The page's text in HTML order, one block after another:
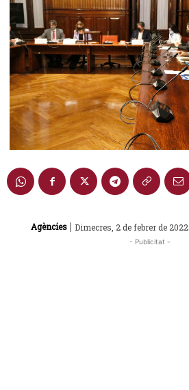
Agències | Dimecres, 2 de febrer de 2022
- Publicitat -